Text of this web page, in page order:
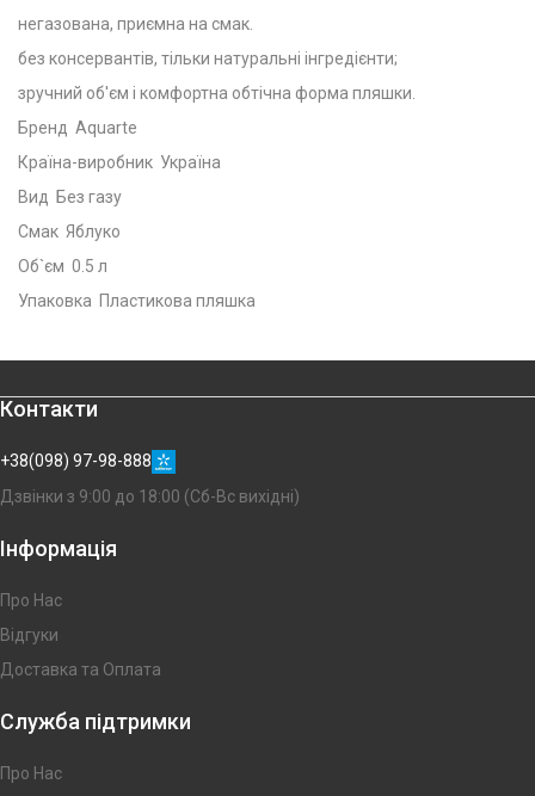
негазована, приємна на смак.
без консервантів, тільки натуральні інгредієнти;
зручний об'єм і комфортна обтічна форма пляшки.
Бренд Aquarte
Країна-виробник Україна
Вид Без газу
Смак Яблуко
Об`єм 0.5 л
Упаковка Пластикова пляшка
Контакти
+38(098) 97-98-888
Дзвінки з 9:00 до 18:00 (Сб-Вс вихідні)
Інформація
Про Нас
Відгуки
Доставка та Оплата
Служба підтримки
Про Нас